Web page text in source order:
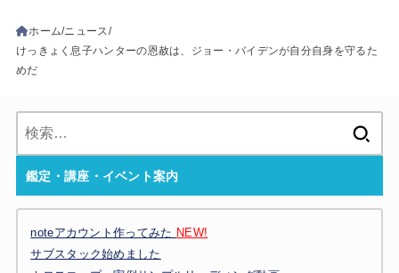
ホーム ニュース
けっきょく息子ハンターの恩赦は、ジョー・バイデンが自分自身を守るた
めだ
鑑定・講座・イベント案内
noteアカウント作ってみた NEW!
サブスタック始めました